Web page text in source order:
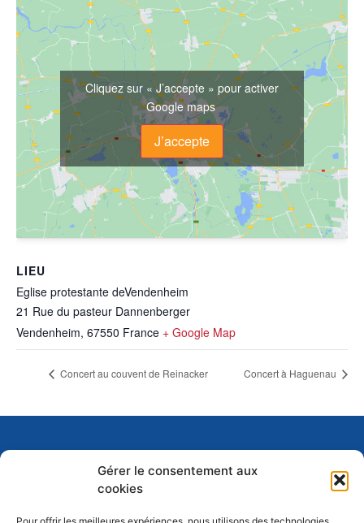
Gérer le consentement aux
cookies
LIEU
Eglise protestante deVendenheim
21 Rue du pasteur Dannenberger
Vendenheim, 67550 France + Google Map
Cliquez sur « J’accepte » pour activer
Google maps
J’accepte
Concert au couvent de Reinacker Concert à Haguenau